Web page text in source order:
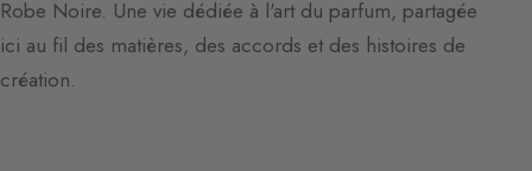
Robe Noire. Une vie dédiée à l'art du parfum, partagée
ici au fil des matières, des accords et des histoires de
création.